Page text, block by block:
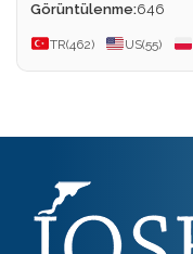
Görüntülenme:646
TR(462) US(55)